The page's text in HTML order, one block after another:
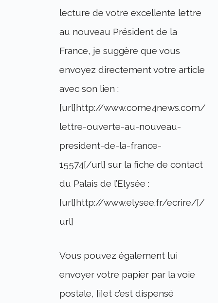
lecture de votre excellente lettre
au nouveau Président de la
France, je suggère que vous
envoyez directement votre article
avec son lien :
[url]http://www.come4news.com/
lettre-ouverte-au-nouveau-
president-de-la-france-
15574[/url] sur la fiche de contact
du Palais de l’Elysée :
[url]http://www.elysee.fr/ecrire/[/
url]
Vous pouvez également lui
envoyer votre papier par la voie
postale, [i]et c’est dispensé